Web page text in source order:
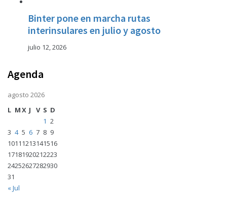
Binter pone en marcha rutas
interinsulares en julio y agosto
julio 12, 2026
Agenda
agosto 2026
L MX J V S D
1 2
3 4 5 6 7 8 9
10111213141516
17181920212223
24252627282930
31
« Jul